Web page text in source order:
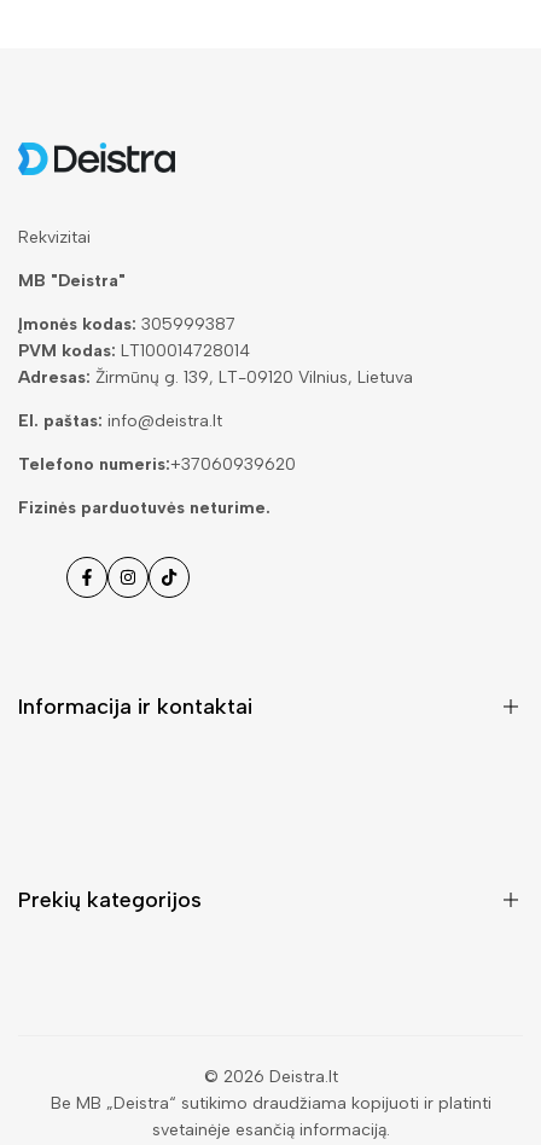
Rekvizitai
MB "Deistra"
Įmonės kodas: 305999387
PVM kodas: LT100014728014
Adresas: Žirmūnų g. 139, LT-09120 Vilnius, Lietuva
El. paštas: info@deistra.lt
Telefono numeris:+37060939620
Fizinės parduotuvės neturime.
FacebookInstagramas
Tiktok
Informacija ir kontaktai
Prekių kategorijos
Kuprinės moterims
Vyriškos piniginės
© 2026 Deistra.lt
Be MB „Deistra“ sutikimo draudžiama kopijuoti ir platinti
svetainėje esančią informaciją.